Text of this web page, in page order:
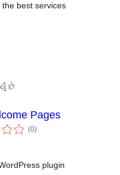
best services
છે
Pages
(0કુલ
રેટિંગ્સ
)
plugin